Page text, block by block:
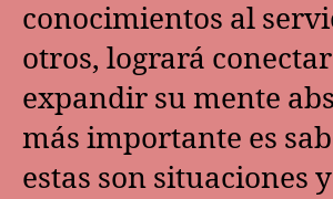
conocimientos al
otros, logrará
expandir su mente
más importante es
estas son situaciones y